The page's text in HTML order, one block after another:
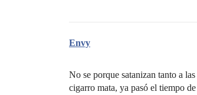
Envy
No se porque satanizan tanto a
cigarro mata, ya pasó el tiempo